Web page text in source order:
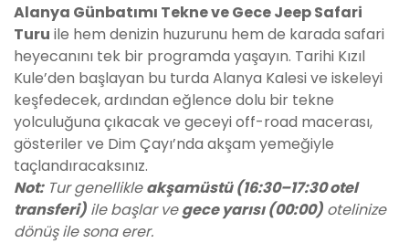
Alanya Günbatımı Tekne ve Gece Jeep Safari
Turu ile hem denizin huzurunu hem de karada safari
heyecanını tek bir programda yaşayın. Tarihi Kızıl
Kule’den başlayan bu turda Alanya Kalesi ve iskeleyi
keşfedecek, ardından eğlence dolu bir tekne
yolculuğuna çıkacak ve geceyi off-road macerası,
gösteriler ve Dim Çayı’nda akşam yemeğiyle
taçlandıracaksınız.
Not:Tur genellikleakşamüstü (16:30–17:30 otel
transferi) ile başlar vegece yarısı (00:00) otelinize
dönüş ile sona erer.